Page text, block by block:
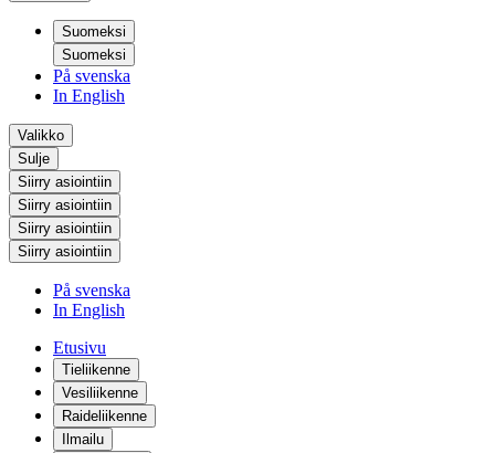
Suomeksi
Suomeksi
På svenska
In English
Valikko
Sulje
Siirry asiointiin
Siirry asiointiin
Siirry asiointiin
Siirry asiointiin
På svenska
In English
Etusivu
Tieliikenne
Vesiliikenne
Raideliikenne
Ilmailu